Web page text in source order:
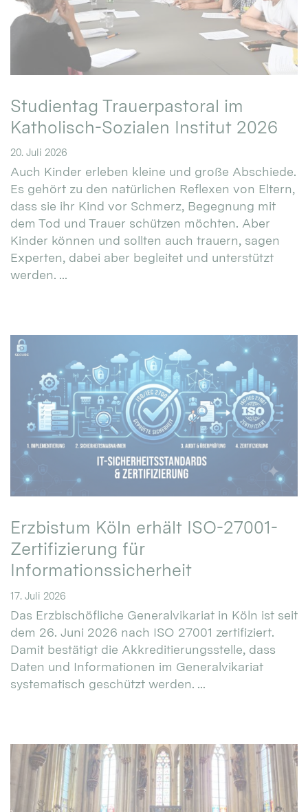
Studientag Trauerpastoral im
Katholisch-Sozialen Institut 2026
20. Juli 2026
Auch Kinder erleben kleine und große Abschiede.
Es gehört zu den natürlichen Reflexen von Eltern,
dass sie ihr Kind vor Schmerz, Begegnung mit
dem Tod und Trauer schützen möchten. Aber
Kinder können und sollten auch trauern, sagen
Experten, dabei aber begleitet und unterstützt
werden. ...
Erzbistum Köln erhält ISO-27001-
Zertifizierung für
Informationssicherheit
17. Juli 2026
Das Erzbischöfliche Generalvikariat in Köln ist seit
dem 26. Juni 2026 nach ISO 27001 zertifiziert.
Damit bestätigt die Akkreditierungsstelle, dass
Daten und Informationen im Generalvikariat
systematisch geschützt werden. ...